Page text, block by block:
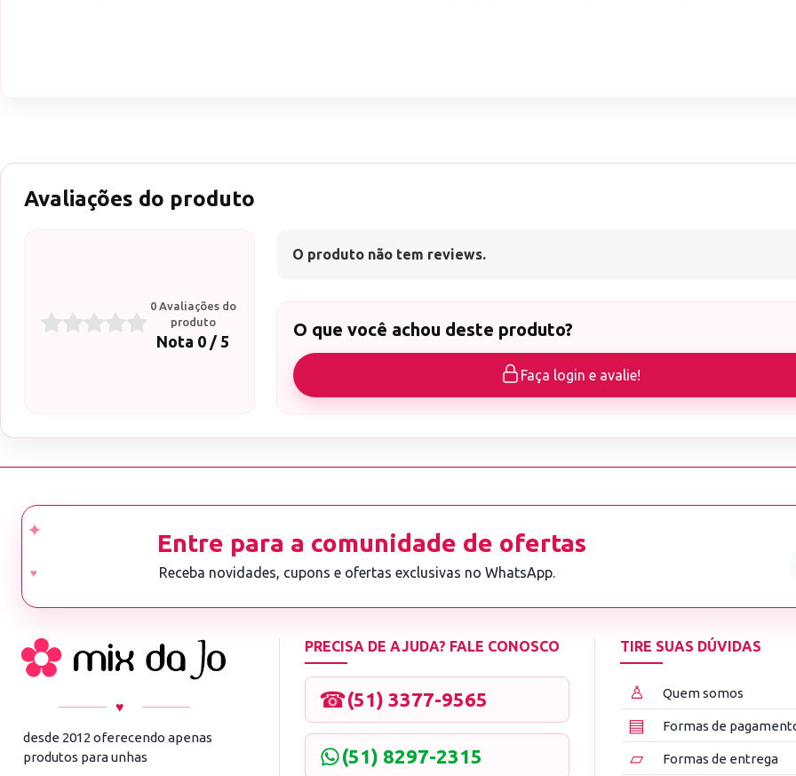
Avaliações do produto
0 Avaliações do
produto
Nota 0 / 5
O produto não tem reviews.
O que você achou deste produto?
Faça login e avalie!
Entre para a comunidade de ofertas
Receba novidades, cupons e ofertas exclusivas no WhatsApp.
♥
desde 2012 oferecendo apenas
produtos para unhas
PRECISA DE AJUDA? FALE CONOSCO
☎(51) 3377-9565
(51) 8297-2315
TIRE SUAS DÚVIDAS
♙ Quem somos
▤ Formas de
▱ Formas de entrega